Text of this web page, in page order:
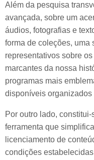
Além da pesquisa
avançada, sobre um
áudios, fotografias e
forma de coleções, uma
representativos sobre
marcantes da nossa
programas mais
disponíveis organizados
Por outro lado,
ferramenta que
licenciamento de
condições